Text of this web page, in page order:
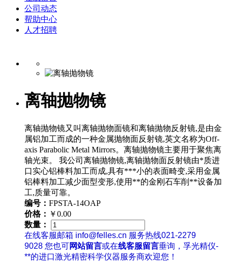
公司动态
帮助中心
人才招聘
离轴抛物镜
离轴抛物镜又叫离轴抛物面镜和离轴抛物反射镜,是由金
属铝加工而成的一种金属抛物面反射镜,英文名称为Off-
axis Parabolic Metal Mirrors。离轴抛物镜主要用于聚焦离
轴光束。 我公司离轴抛物镜,离轴抛物面反射镜由*质进
口实心铝棒料加工而成,具有***小的表面畸变,采用金属
铝棒料加工减少面型变形,使用**的金刚石车削**设备加
工,质量可靠。
编号： FPSTA-14OAP
价格： ￥0.00
数量：
在线客服邮箱 info@felles.cn 服务热线021-2279
9028 您也可网站留言或在线客服留言垂询，孚光精仪-
**的进口激光精密科学仪器服务商欢迎您！